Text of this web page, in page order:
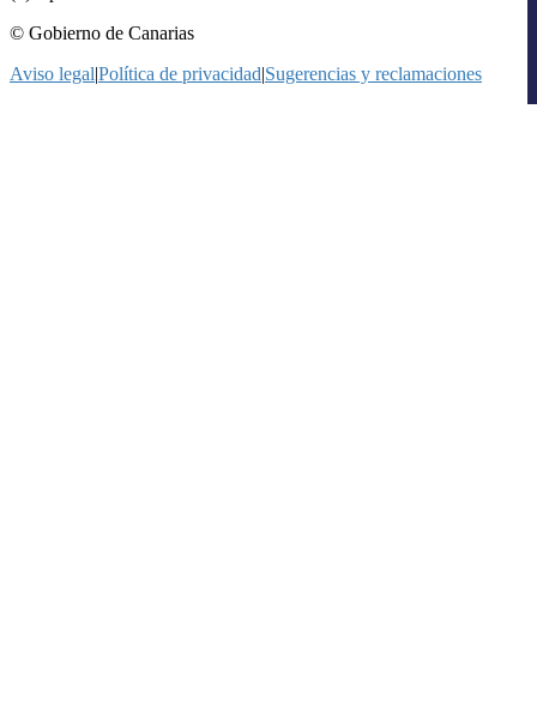
© Gobierno de Canarias
Aviso legal|Política de privacidad|Sugerencias y reclamaciones